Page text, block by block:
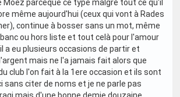
Moez parceque ce type malgré tout ce qu'il
même aujourd'hui (ceux qui vont à Rades
continue à bosser sans un mot, même
ou hors liste et tout celà pour l'amour
a eu plusieurs occasions de partir et
mais ne l'a jamais fait alors que
club l'on fait à la 1ere occasion et ils sont
sans citer de noms et je ne parle pas
mais d'une bonne demie douzaine